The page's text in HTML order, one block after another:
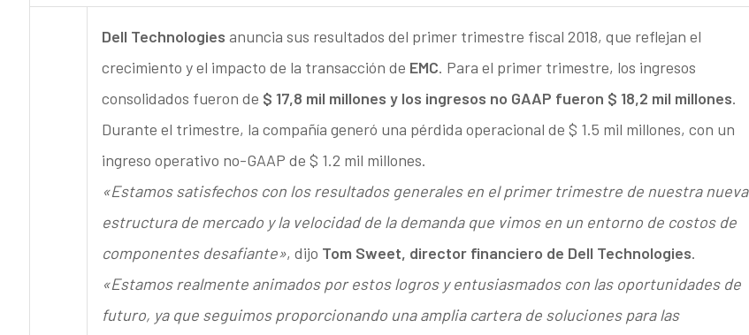
Dell Technologies anuncia sus resultados del primer trimestre fiscal 2018, que reflejan el
crecimiento y el impacto de la transacción de EMC. Para el primer trimestre, los ingresos
consolidados fueron de $ 17,8 mil millones y los ingresos no GAAP fueron $ 18,2 mil millones.
Durante el trimestre, la compañía generó una pérdida operacional de $ 1.5 mil millones, con un
ingreso operativo no-GAAP de $ 1.2 mil millones.
«Estamos satisfechos con los resultados generales en el primer trimestre de nuestra nueva
estructura de mercado y la velocidad de la demanda que vimos en un entorno de costos de
componentes desafiante», dijo Tom Sweet, director financiero de Dell Technologies.
«Estamos realmente animados por estos logros y entusiasmados con las oportunidades de
futuro, ya que seguimos proporcionando una amplia cartera de soluciones para las